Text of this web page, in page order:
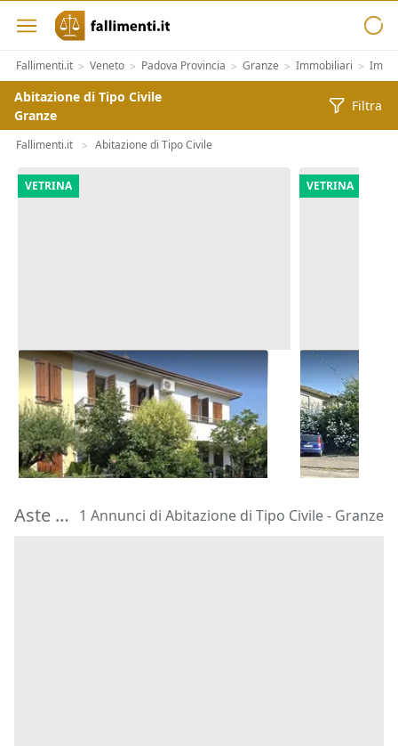
Fallimenti.it > Veneto > Padova Provincia > Granze > Immobiliari >
Abitazione di Tipo Civile
Granze
Filtra
Fallimenti.it > Abitazione di Tipo Civile
VETRINA
Asta Abitazione cielo terra con
cortile e cantina
Montegrotto Terme (Padova)
195.000 €
20/10/2026
VETRINA
Asta Casa
Barbarano
180.000 €
22/10/2026
Aste di Abitazione di Tipo Civile Granze 1 Annunci di Abitazione di Tipo Civile - Granze